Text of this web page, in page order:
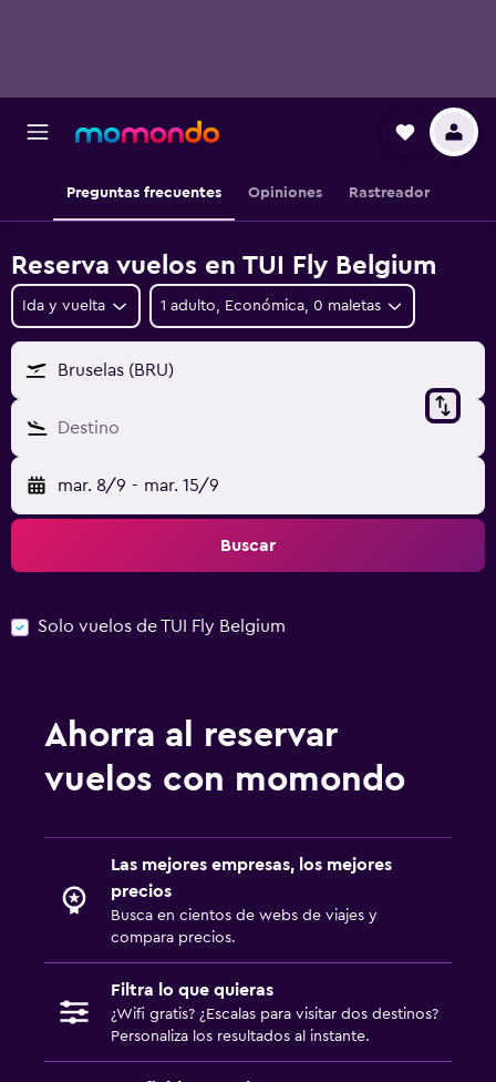
Preguntas frecuentes Opiniones Rastreador
Reserva vuelos en TUI Fly Belgium
Ida y vuelta 1 adulto, Económica, 0 maletas
Bruselas (BRU)
Destino
mar. 8/9 - mar. 15/9
Buscar
Solo vuelos de TUI Fly Belgium
Ahorra al reservar
vuelos con momondo
Las mejores empresas, los mejores
precios
Busca en cientos de webs de viajes y
compara precios.
Filtra lo que quieras
¿Wifi gratis? ¿Escalas para visitar dos destinos?
Personaliza los resultados al instante.